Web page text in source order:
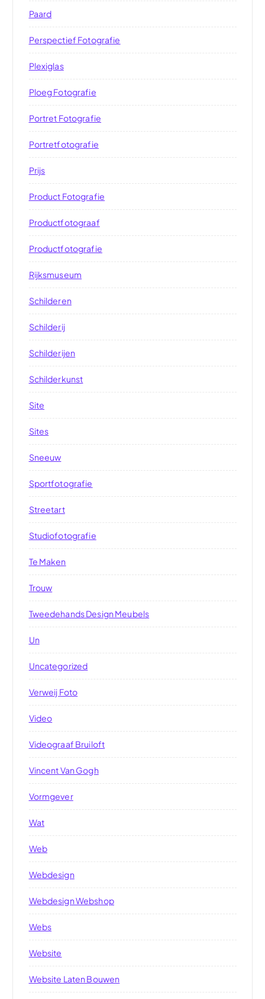
Paard
Perspectief Fotografie
Plexiglas
Ploeg Fotografie
Portret Fotografie
Portretfotografie
Prijs
Product Fotografie
Productfotograaf
Productfotografie
Rijksmuseum
Schilderen
Schilderij
Schilderijen
Schilderkunst
Site
Sites
Sneeuw
Sportfotografie
Streetart
Studiofotografie
Te Maken
Trouw
Tweedehands Design Meubels
Un
Uncategorized
Verweij Foto
Video
Videograaf Bruiloft
Vincent Van Gogh
Vormgever
Wat
Web
Webdesign
Webdesign Webshop
Webs
Website
Website Laten Bouwen